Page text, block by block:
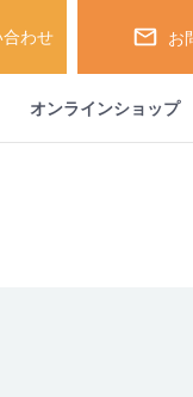
わせ お
オンラインショップ